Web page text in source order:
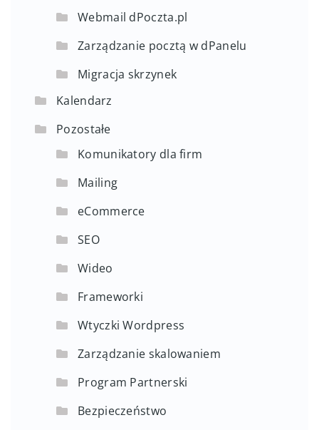
Webmail dPoczta.pl
Zarządzanie pocztą w dPanelu
Migracja skrzynek
Kalendarz
Pozostałe
Komunikatory dla firm
Mailing
eCommerce
SEO
Wideo
Frameworki
Wtyczki Wordpress
Zarządzanie skalowaniem
Program Partnerski
Bezpieczeństwo